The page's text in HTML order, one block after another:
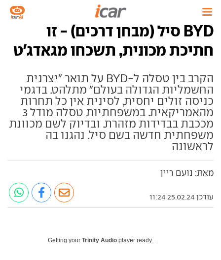
BYD סיל (מבחן דרכים) - זו
חתיכת מכונית, תשכחו מגאדג'ט
הקרב בין טסלה ל-BYD על תואר "יצרנית
החשמליות הגדולה בעולם" מתלהט. בדגמי
כניסה זולים יחסית, לסינית אין כל תחרות
מהאמריקאית. במשפחתיות טסלה מודל 3
מככבת בבדידות מזהרת. ובדיוק לשם מכוונת
משפחתית חדשה בשם סיל. נהגנו בה
לראשונה
מאת: נועם ריין
עודכן 25.02.24 11:24
Getting your Trinity Audio player ready...